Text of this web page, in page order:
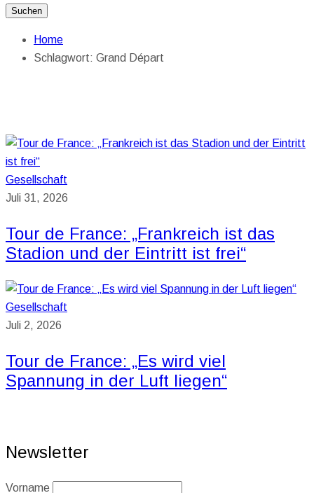
Suchen
Home
Schlagwort: Grand Départ
Gesellschaft
Juli 31, 2026
Tour de France: „Frankreich ist das
Stadion und der Eintritt ist frei“
Gesellschaft
Juli 2, 2026
Tour de France: „Es wird viel
Spannung in der Luft liegen“
Newsletter
Vorname